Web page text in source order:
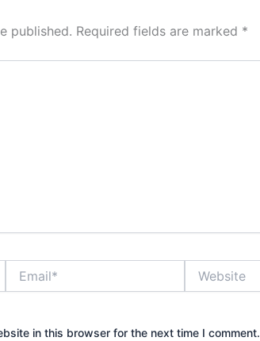
published. Required fields are marked *
in this browser for the next time I comment.